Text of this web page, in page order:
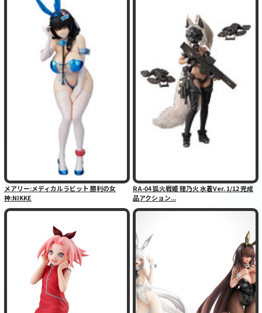
メアリー:メディカルラビット 勝利の女
神:NIKKE
RA-04 狐火戦姫 穂乃火 水着Ver. 1/12 完成
品アクション...